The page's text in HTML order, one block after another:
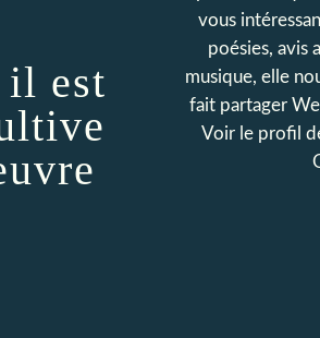
il est
vous
poésies, avis
musique, elle
fait partager
Voir le profil